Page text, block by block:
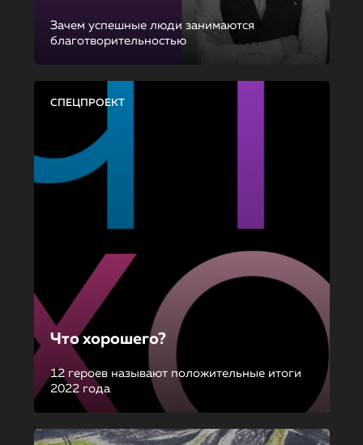
Зачем успешные люди занимаются
благотворительностью
СПЕЦПРОЕКТ
Что хорошего?
12 героев называют положительные итоги
2022 года